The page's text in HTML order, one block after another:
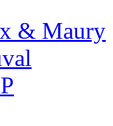
& Maury